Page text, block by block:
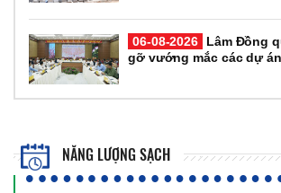
06-08-2026
Lâm Đồng
gỡ vướng mắc các dự
NĂNG LƯỢNG SẠCH